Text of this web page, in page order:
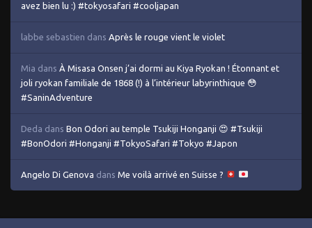
avez bien lu :) #tokyosafari #cooljapan
labbe sebastien dans Après le rouge vient le violet
Mia dans À Misasa Onsen j’ai dormi au Kiya Ryokan ! Étonnant et
joli ryokan familiale de 1868 (!) à l’intérieur labyrinthique 😳
#SaninAdventure
Deda dans Bon Odori au temple Tsukiji Honganji 😍 #Tsukiji
#BonOdori #Honganji #TokyoSafari #Tokyo #Japon
Angelo Di Genova dans Me voilà arrivé en Suisse ?